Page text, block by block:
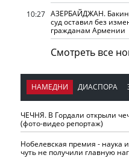
10:27 АЗЕРБАЙДЖАН.
суд оставил без
гражданам Армении
Смотреть все
НАМЕДНИ ДИАСПОРА
ЧЕЧНЯ. В Гордали открыли
(фото-видео репортаж)
Нобелевская премия - наука
чуть не получили главную